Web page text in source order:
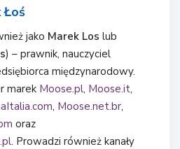
Łoś
jako Marek Los lub
) – prawnik, nauczyciel
międzynarodowy.
marek Moose.pl, Moose.it,
, Moose.net.br,
oraz
. Prowadzi również kanały